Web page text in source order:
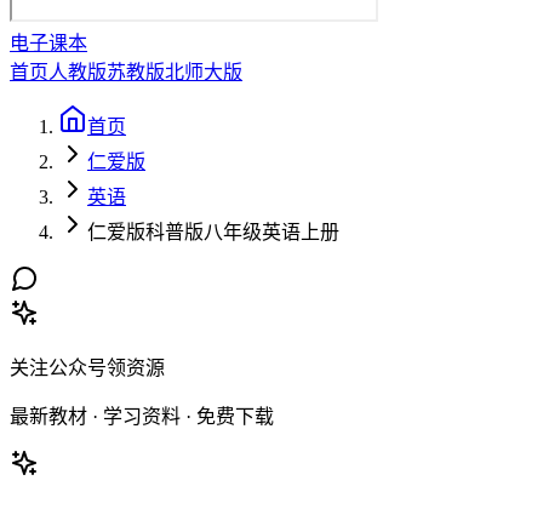
电子课本
首页人教版苏教版北师大版
首页
仁爱版
英语
仁爱版科普版八年级英语上册
关注公众号领资源
最新教材 · 学习资料 · 免费下载